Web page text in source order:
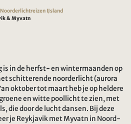
IJsland
& Myvatn
is in de herfst- en wintermaanden op
schitterende noorderlicht (aurora
oktober tot maart heb je op heldere
en witte poollicht te zien, met
die door de lucht dansen. Bij deze
je Reykjavik met Myvatn in Noord-